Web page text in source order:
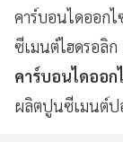
คาร์บอนไดออก
ซีเมนต์ไฮดรอลิก
คาร์บอนไดออก
ผลิตปูนซีเมนต์ป